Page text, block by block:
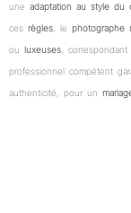
une adaptation au style du
ces règles , le photographe
ou luxeuses ,
professionnel compétent
authenticité, pour un